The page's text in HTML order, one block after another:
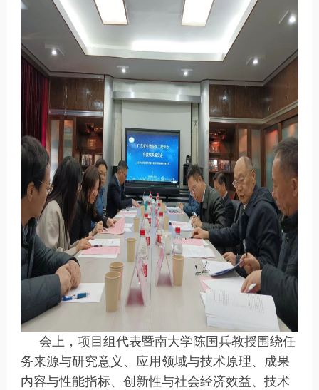
会上，项目组代表暨南大学陈国兵教授围绕任
务来源与研究意义、应用领域与技术原理、成果
内容与性能指标、创新性与社会经济效益、技术